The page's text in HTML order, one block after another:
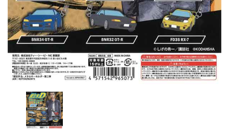
景品・玩具・文具
販促用カプセルトイ